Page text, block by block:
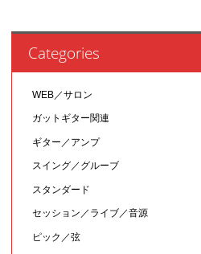
Categories
WEB／サロン
ガットギター関連
ギター／アンプ
スイング／グルーブ
スタンダード
セッション／ライブ／音源
ピック／弦